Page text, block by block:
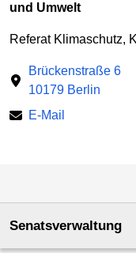
und Umwelt
Referat Klimaschutz,
Brückenstraße 6
10179 Berlin
E-Mail
Senatsverwaltung